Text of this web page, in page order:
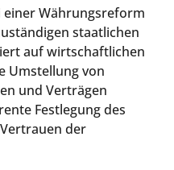
Währungsreform
staatlichen
auf wirtschaftlichen
Umstellung von
und Verträgen
Festlegung des
der